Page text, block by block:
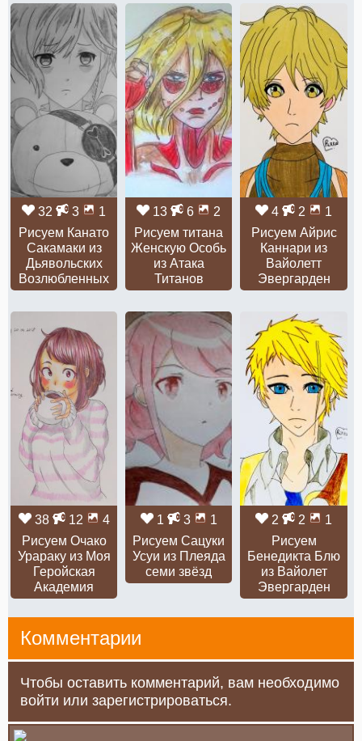
32 3
1
Рисуем Канато
Сакамаки из
Дьявольских
Возлюбленных
13 6
2
Рисуем титана
Женскую Особь
из Атака
Титанов
4 2
1
Рисуем Айрис
Каннари из
Вайолетт
Эвергарден
38 12
4
Рисуем Очако
Урараку из Моя
Геройская
Академия
1 3
1
Рисуем Сацуки
Усуи из Плеяда
семи звёзд
2 2
1
Рисуем
Бенедикта Блю
из Вайолет
Эвергарден
Комментарии
Чтобы оставить комментарий, вам необходимо
войти или зарегистрироваться.